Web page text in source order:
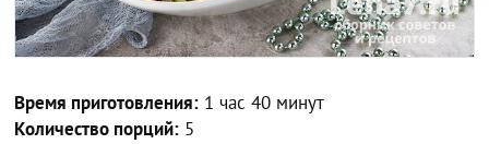
Время приготовления: 1 час 40 минут
Количество порций: 5